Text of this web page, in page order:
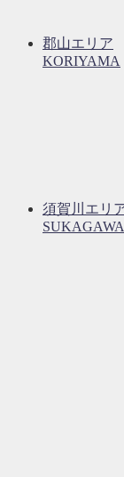
郡山エリア
KORIYAMA
須賀川エリ
SUKAGAWA